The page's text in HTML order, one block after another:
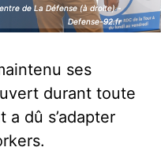
de La Défense (à droite) -
Defense-92.fr
de La Défense (à droite) -
Defense-92.fr
ses
durant toute
dû s’adapter